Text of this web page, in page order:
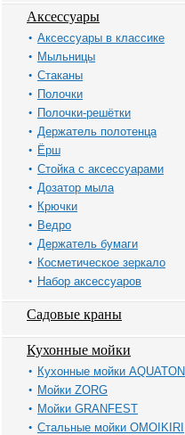
Аксессуары
Аксессуары в классике
Мыльницы
Стаканы
Полочки
Полочки-решётки
Держатель полотенца
Ёрш
Стойка с аксессуарами
Дозатор мыла
Крючки
Ведро
Держатель бумаги
Косметическое зеркало
Набор аксессуаров
Садовые краны
Кухонные мойки
Кухонные мойки AQUATON
Мойки ZORG
Мойки GRANFEST
Стальные мойки OMOIKIRI